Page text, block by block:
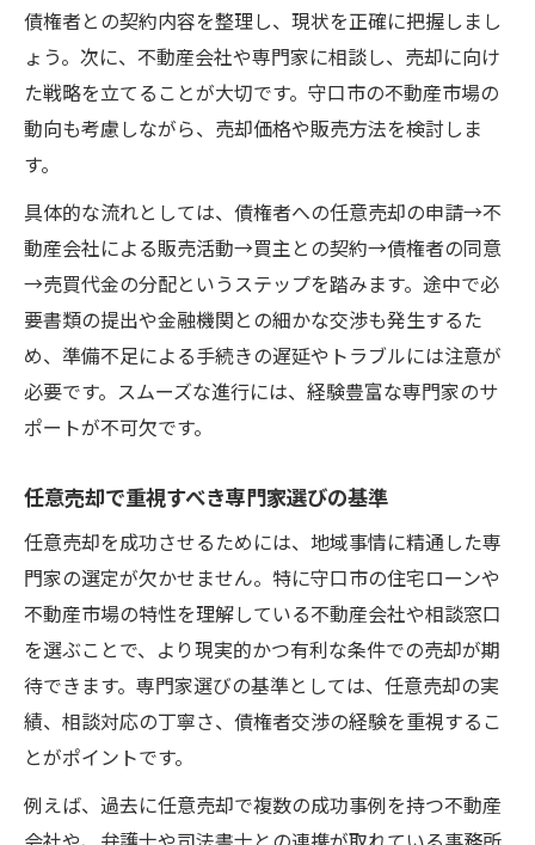
債権者との契約内容を整理し、現状を正確に把握しまし
ょう。次に、不動産会社や専門家に相談し、売却に向け
た戦略を立てることが大切です。守口市の不動産市場の
動向も考慮しながら、売却価格や販売方法を検討しま
す。
具体的な流れとしては、債権者への任意売却の申請→不
動産会社による販売活動→買主との契約→債権者の同意
→売買代金の分配というステップを踏みます。途中で必
要書類の提出や金融機関との細かな交渉も発生するた
め、準備不足による手続きの遅延やトラブルには注意が
必要です。スムーズな進行には、経験豊富な専門家のサ
ポートが不可欠です。
任意売却で重視すべき専門家選びの基準
任意売却を成功させるためには、地域事情に精通した専
門家の選定が欠かせません。特に守口市の住宅ローンや
不動産市場の特性を理解している不動産会社や相談窓口
を選ぶことで、より現実的かつ有利な条件での売却が期
待できます。専門家選びの基準としては、任意売却の実
績、相談対応の丁寧さ、債権者交渉の経験を重視するこ
とがポイントです。
例えば、過去に任意売却で複数の成功事例を持つ不動産